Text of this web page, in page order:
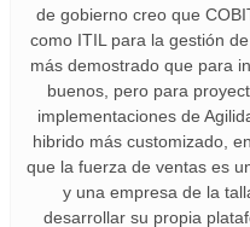
de gobierno creo que
como ITIL para la gestión
más demostrado que para
buenos, pero para
implementaciones de
hibrido más customizado,
que la fuerza de ventas es
y una empresa de la
desarrollar su propia